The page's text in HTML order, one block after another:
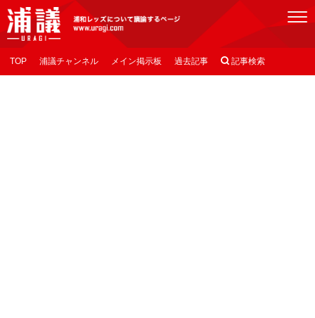
[浦議]浦和レッズについて議論するページ
TOP 浦議チャンネル メイン掲示板 過去記事  記事検索